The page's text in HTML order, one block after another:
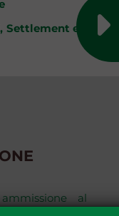
Settlement e
al